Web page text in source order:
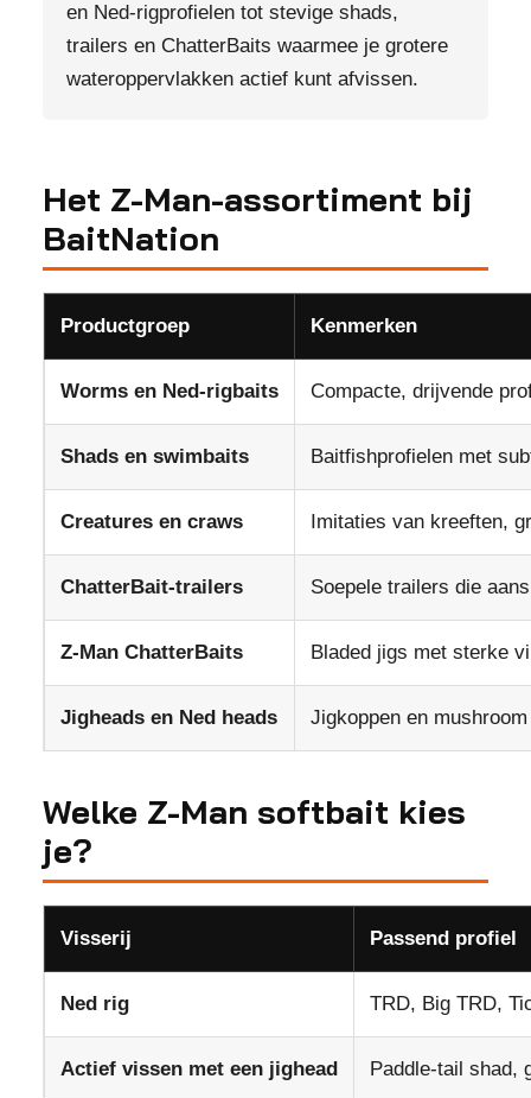
en Ned-rigprofielen tot stevige shads,
trailers en ChatterBaits waarmee je grotere
wateroppervlakken actief kunt afvissen.
Het Z-Man-assortiment bij
BaitNation
Productgroep Kenmerken
Worms en Ned-rigbaits Compacte, drijvende
Shads en swimbaits Baitfishprofielen met
Creatures en craws Imitaties van kreeften,
ChatterBait-trailers Soepele trailers die
Z-Man ChatterBaits Bladed jigs met sterke
Jigheads en Ned heads Jigkoppen en
Welke Z-Man softbait kies
je?
Visserij Passend profiel
Ned rig TRD, Big TRD,
Actief vissen met een jighead Paddle-tail shad,